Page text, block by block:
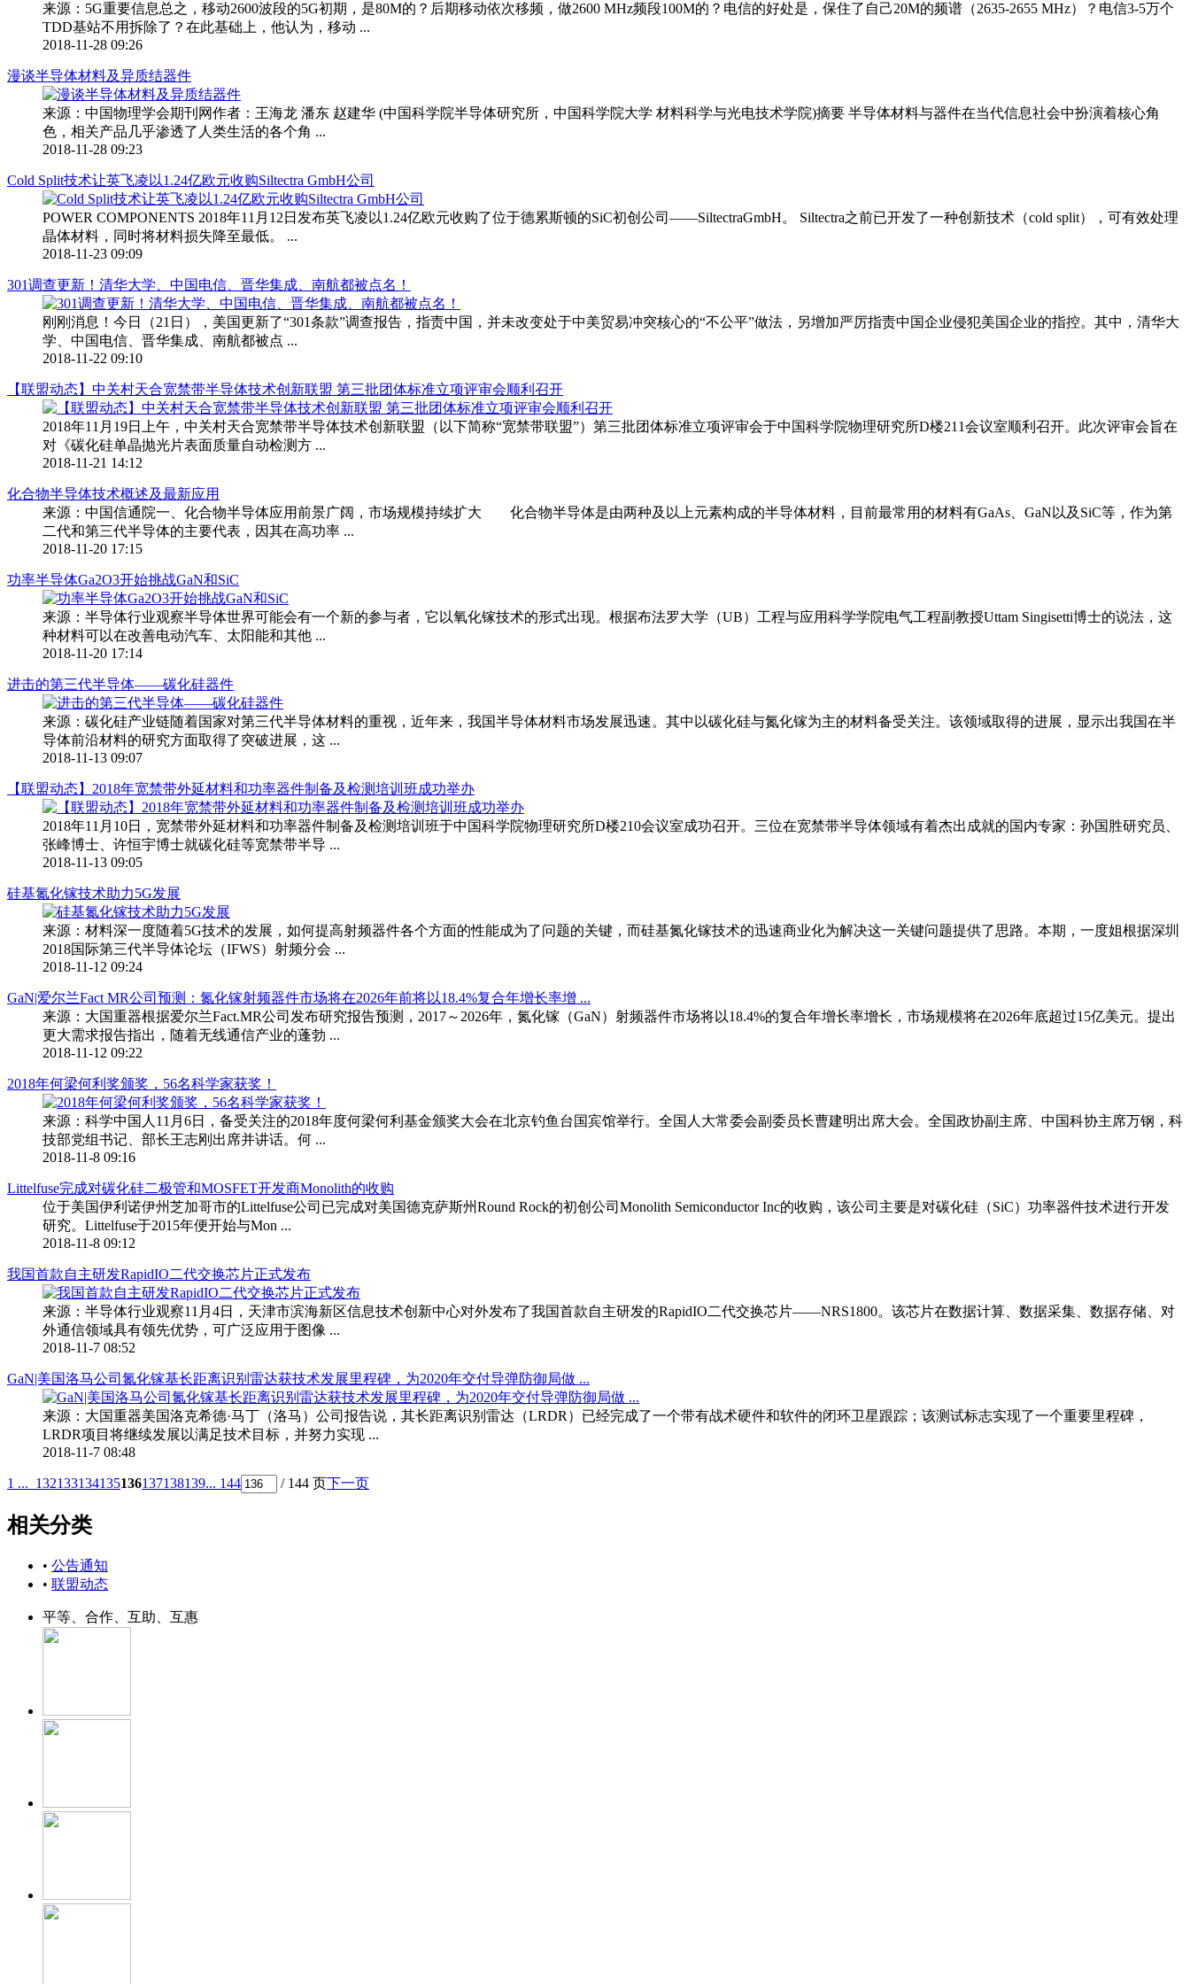
来源：5G重要信息总之，移动2600波段的5G初期，是80M的？后期移动依次移频，做2600 MHz频段100M的？电信的好处是，保住了自己20M的频谱（2635-2655 MHz）？电信3-5万个
TDD基站不用拆除了？在此基础上，他认为，移动 ...
2018-11-28 09:26
漫谈半导体材料及异质结器件
来源：中国物理学会期刊网作者：王海龙 潘东 赵建华 (中国科学院半导体研究所，中国科学院大学 材料科学与光电技术学院)摘要 半导体材料与器件在当代信息社会中扮演着核心角
色，相关产品几乎渗透了人类生活的各个角 ...
2018-11-28 09:23
Cold Split技术让英飞凌以1.24亿欧元收购Siltectra GmbH公司
POWER COMPONENTS 2018年11月12日发布英飞凌以1.24亿欧元收购了位于德累斯顿的SiC初创公司——SiltectraGmbH。 Siltectra之前已开发了一种创新技术（cold split），可有效处理
晶体材料，同时将材料损失降至最低。 ...
2018-11-23 09:09
301调查更新！清华大学、中国电信、晋华集成、南航都被点名！
刚刚消息！今日（21日），美国更新了“301条款”调查报告，指责中国，并未改变处于中美贸易冲突核心的“不公平”做法，另增加严厉指责中国企业侵犯美国企业的指控。其中，清华大
学、中国电信、晋华集成、南航都被点 ...
2018-11-22 09:10
【联盟动态】中关村天合宽禁带半导体技术创新联盟 第三批团体标准立项评审会顺利召开
2018年11月19日上午，中关村天合宽禁带半导体技术创新联盟（以下简称“宽禁带联盟”）第三批团体标准立项评审会于中国科学院物理研究所D楼211会议室顺利召开。此次评审会旨在
对《碳化硅单晶抛光片表面质量自动检测方 ...
2018-11-21 14:12
化合物半导体技术概述及最新应用
来源：中国信通院一、化合物半导体应用前景广阔，市场规模持续扩大 化合物半导体是由两种及以上元素构成的半导体材料，目前最常用的材料有GaAs、GaN以及SiC等，作为第
二代和第三代半导体的主要代表，因其在高功率 ...
2018-11-20 17:15
功率半导体Ga2O3开始挑战GaN和SiC
来源：半导体行业观察半导体世界可能会有一个新的参与者，它以氧化镓技术的形式出现。根据布法罗大学（UB）工程与应用科学学院电气工程副教授Uttam Singisetti博士的说法，这
种材料可以在改善电动汽车、太阳能和其他 ...
2018-11-20 17:14
进击的第三代半导体——碳化硅器件
来源：碳化硅产业链随着国家对第三代半导体材料的重视，近年来，我国半导体材料市场发展迅速。其中以碳化硅与氮化镓为主的材料备受关注。该领域取得的进展，显示出我国在半
导体前沿材料的研究方面取得了突破进展，这 ...
2018-11-13 09:07
【联盟动态】2018年宽禁带外延材料和功率器件制备及检测培训班成功举办
2018年11月10日，宽禁带外延材料和功率器件制备及检测培训班于中国科学院物理研究所D楼210会议室成功召开。三位在宽禁带半导体领域有着杰出成就的国内专家：孙国胜研究员、
张峰博士、许恒宇博士就碳化硅等宽禁带半导 ...
2018-11-13 09:05
硅基氮化镓技术助力5G发展
来源：材料深一度随着5G技术的发展，如何提高射频器件各个方面的性能成为了问题的关键，而硅基氮化镓技术的迅速商业化为解决这一关键问题提供了思路。本期，一度姐根据深圳
2018国际第三代半导体论坛（IFWS）射频分会 ...
2018-11-12 09:24
GaN|爱尔兰Fact MR公司预测：氮化镓射频器件市场将在2026年前将以18.4%复合年增长率增 ...
来源：大国重器根据爱尔兰Fact.MR公司发布研究报告预测，2017～2026年，氮化镓（GaN）射频器件市场将以18.4%的复合年增长率增长，市场规模将在2026年底超过15亿美元。提出
更大需求报告指出，随着无线通信产业的蓬勃 ...
2018-11-12 09:22
2018年何梁何利奖颁奖，56名科学家获奖！
来源：科学中国人11月6日，备受关注的2018年度何梁何利基金颁奖大会在北京钓鱼台国宾馆举行。全国人大常委会副委员长曹建明出席大会。全国政协副主席、中国科协主席万钢，科
技部党组书记、部长王志刚出席并讲话。何 ...
2018-11-8 09:16
Littelfuse完成对碳化硅二极管和MOSFET开发商Monolith的收购
位于美国伊利诺伊州芝加哥市的Littelfuse公司已完成对美国德克萨斯州Round Rock的初创公司Monolith Semiconductor Inc的收购，该公司主要是对碳化硅（SiC）功率器件技术进行开发
研究。Littelfuse于2015年便开始与Mon ...
2018-11-8 09:12
我国首款自主研发RapidIO二代交换芯片正式发布
来源：半导体行业观察11月4日，天津市滨海新区信息技术创新中心对外发布了我国首款自主研发的RapidIO二代交换芯片——NRS1800。该芯片在数据计算、数据采集、数据存储、对
外通信领域具有领先优势，可广泛应用于图像 ...
2018-11-7 08:52
GaN|美国洛马公司氮化镓基长距离识别雷达获技术发展里程碑，为2020年交付导弹防御局做 ...
来源：大国重器美国洛克希德·马丁（洛马）公司报告说，其长距离识别雷达（LRDR）已经完成了一个带有战术硬件和软件的闭环卫星跟踪；该测试标志实现了一个重要里程碑，
LRDR项目将继续发展以满足技术目标，并努力实现 ...
2018-11-7 08:48
1 ... 132133134135136137138139... 144 / 144 页下一页
相关分类
• 公告通知
• 联盟动态
平等、合作、互助、互惠